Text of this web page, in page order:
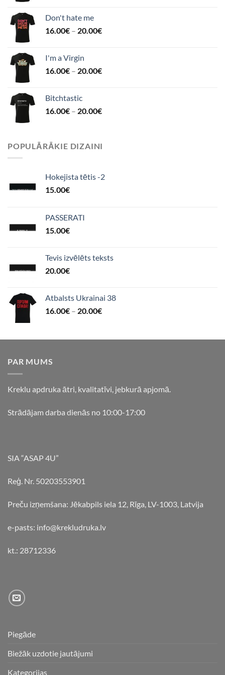
Don't hate me
16.00€ – 20.00€
I'm a Virgin
16.00€ – 20.00€
Bitchtastic
16.00€ – 20.00€
POPULĀRĀKIE DIZAINI
Hokejista tētis -2
15.00€
PASSERATI
15.00€
Tevis izvēlēts teksts
20.00€
Atbalsts Ukrainai 38
16.00€ – 20.00€
PAR MUMS
Kreklu apdruka ātri, kvalitatīvi, jebkurā apjomā.
Strādājam darba dienās no 10:00-17:00
SIA “ASAP 4U”
Reģ. Nr. 50203553901
Preču izņemšana: Jēkabpils iela 12, Rīga, LV-1003, Latvija
e-pasts: info@krekludruka.lv
kt.: 28712336
Piegāde
Biežāk uzdotie jautājumi
Kategorijas